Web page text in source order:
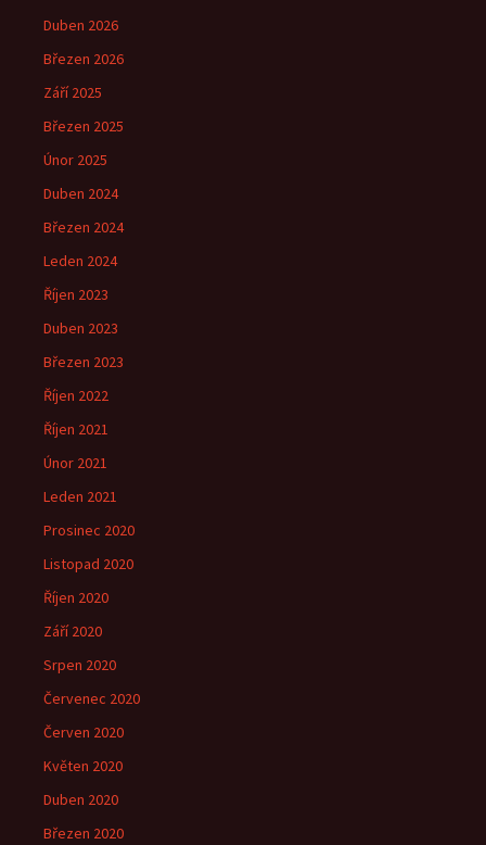
Duben 2026
Březen 2026
Září 2025
Březen 2025
Únor 2025
Duben 2024
Březen 2024
Leden 2024
Říjen 2023
Duben 2023
Březen 2023
Říjen 2022
Říjen 2021
Únor 2021
Leden 2021
Prosinec 2020
Listopad 2020
Říjen 2020
Září 2020
Srpen 2020
Červenec 2020
Červen 2020
Květen 2020
Duben 2020
Březen 2020